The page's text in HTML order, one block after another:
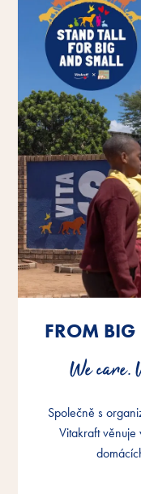
FROM BIG
We care.
Společně s
Vitakraft
FROM BIG
We care.
Společně s
Vitakraft
FROM BIG
We care.
Společně s
Vitakraft